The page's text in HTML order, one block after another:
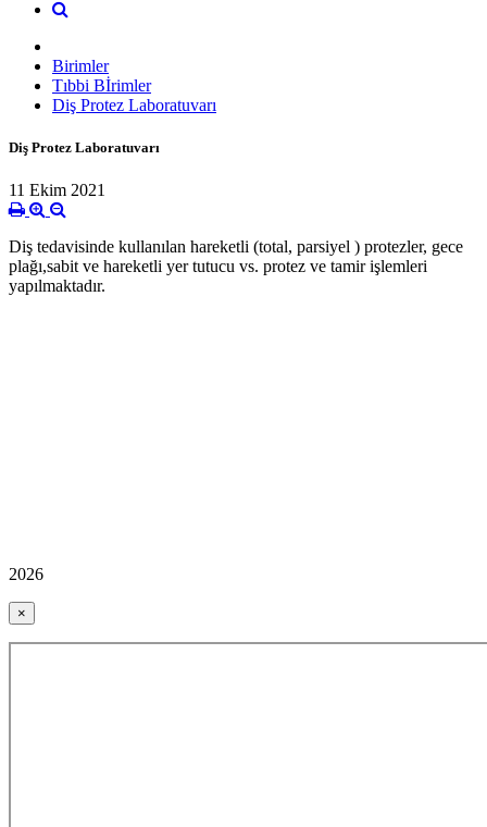
Birimler
Tıbbi Bİrimler
Diş Protez Laboratuvarı
Diş Protez Laboratuvarı
11 Ekim 2021
Diş tedavisinde kullanılan hareketli (total, parsiyel ) protezler, gece
plağı,sabit ve hareketli yer tutucu vs. protez ve tamir işlemleri
yapılmaktadır.
2026
×